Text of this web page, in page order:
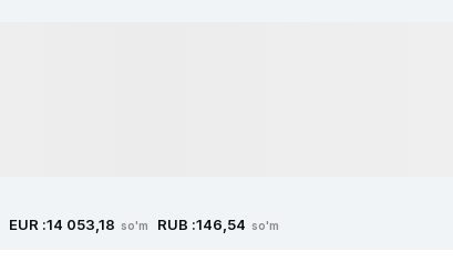
EUR :14 053,18 so'm RUB :146,54 so'm